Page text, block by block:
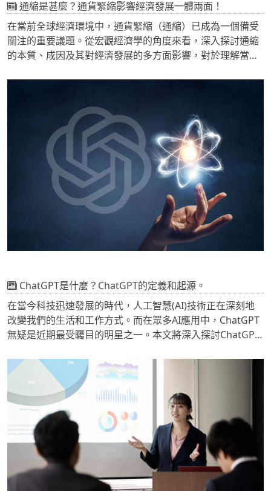
通縮是甚麼？通貨緊縮影響經濟發展一體兩面！
在當前全球經濟環境中，通貨緊縮（通縮）已成為一個備受
關注的重要議題。從宏觀經濟學的角度來看，深入探討通縮
的本質、成因及其對經濟發展的多方面影響，對於理解當前
ChatGPT是什麼？ChatGPT的定義和起源。
在當今科技迅速發展的時代，人工智慧(AI)技術正在深刻地
改變我們的生活和工作方式。而在眾多AI應用中，ChatGPT
無疑是近期最受矚目的明星之一。本文將深入探討ChatGPT
時也會探討它所帶來的影響和挑戰。